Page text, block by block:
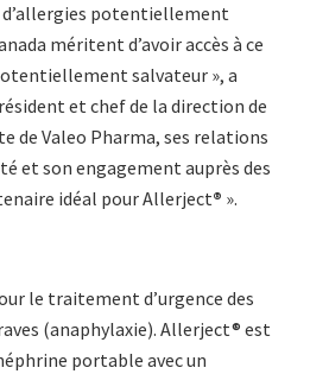
potentiellement
méritent d’avoir accès à ce
salvateur », a
et chef de la direction de
de Valeo Pharma, ses relations
et son engagement auprès des
idéal pour Allerject® ».
le traitement d’urgence des
(anaphylaxie). Allerject® est
portable avec un